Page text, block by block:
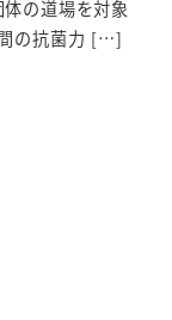
の道場を対象
の抗菌力 […]